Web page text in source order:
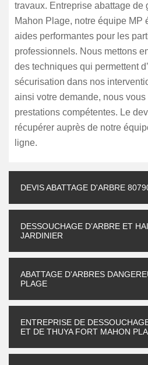
travaux. Entreprise abattage de
Mahon Plage, notre équipe MP
aides performantes pour les
professionnels. Nous mettons
des techniques qui permettent
sécurisation dans nos
ainsi votre demande, nous
prestations compétentes. Le
récupérer auprès de notre
ligne.
DEVIS ABATTAGE D'ARBRE
DESSOUCHAGE D’ARBRE ET
JARDINIER
ABATTAGE D'ARBRES
PLAGE
ENTREPRISE DE
ET DE THUYA FORT MAHON